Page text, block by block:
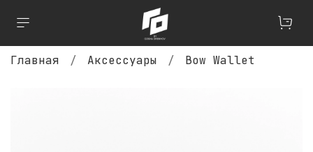
Главная Аксессуары Bow Wallet